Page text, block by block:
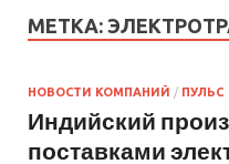
МЕТКА:
НОВОСТИ КОМПАНИЙ / ПУЛЬС
Индийский
поставками